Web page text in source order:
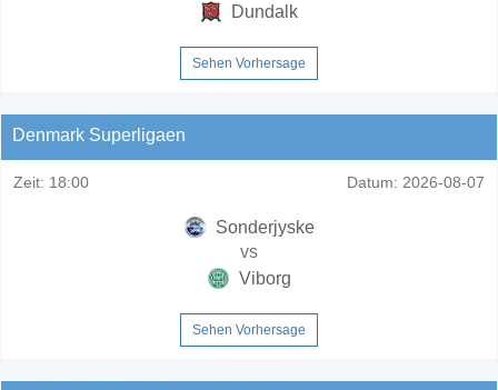
Dundalk
Sehen Vorhersage
Denmark Superligaen
Zeit: 18:00 Datum: 2026-08-07
Sonderjyske
vs
Viborg
Sehen Vorhersage